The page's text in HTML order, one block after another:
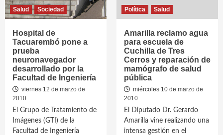
Salud Sociedad
Hospital de
Tacuarembó pone a
prueba
neuronavegador
desarrollado por la
Facultad de Ingeniería
viernes 12 de marzo de
2010
El Grupo de Tratamiento de
Imágenes (GTI) de la
Facultad de Ingeniería
Política Salud
Amarilla reclamo agua
para escuela de
Cuchilla de Tres
Cerros y reparación de
mamógrafo de salud
pública
miércoles 10 de marzo de
2010
El Diputado Dr. Gerardo
Amarilla vine realizando una
intensa gestión en el